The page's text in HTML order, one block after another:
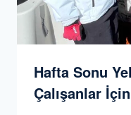
Hafta Sonu
Çalışanlar